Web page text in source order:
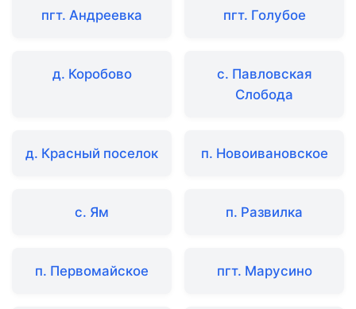
пгт. Андреевка пгт. Голубое
д. Коробово
с. Павловская
Слобода
д. Красный поселок п. Новоивановское
с. Ям п. Развилка
п. Первомайское пгт. Марусино